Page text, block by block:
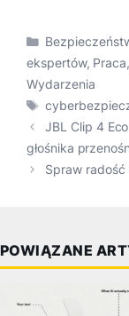
Kategorie
ekspertów, Praca,
Wydarzenia
Tagi
JBL Clip 4
głośnika
Spraw
POWIĄZANE